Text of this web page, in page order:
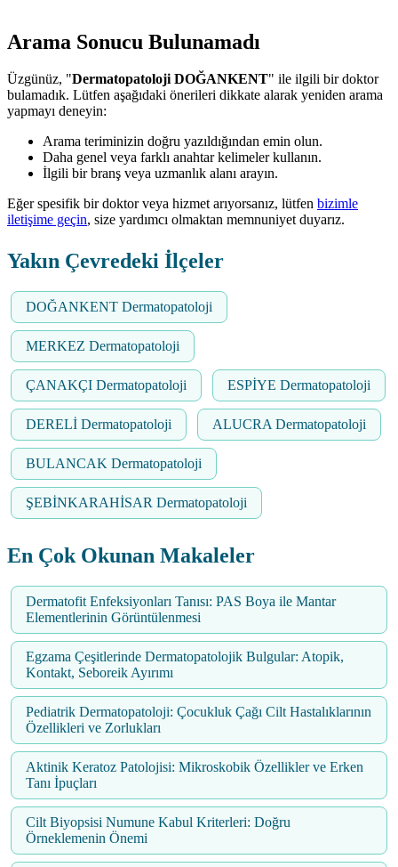
Arama Sonucu Bulunamadı
Üzgünüz, "Dermatopatoloji DOĞANKENT" ile ilgili bir doktor
bulamadık. Lütfen aşağıdaki önerileri dikkate alarak yeniden arama
yapmayı deneyin:
Arama teriminizin doğru yazıldığından emin olun.
Daha genel veya farklı anahtar kelimeler kullanın.
İlgili bir branş veya uzmanlık alanı arayın.
Eğer spesifik bir doktor veya hizmet arıyorsanız, lütfen bizimle
iletişime geçin, size yardımcı olmaktan memnuniyet duyarız.
Yakın Çevredeki İlçeler
DOĞANKENT Dermatopatoloji
MERKEZ Dermatopatoloji
ÇANAKÇI Dermatopatoloji ESPİYE Dermatopatoloji
DERELİ Dermatopatoloji ALUCRA Dermatopatoloji
BULANCAK Dermatopatoloji
ŞEBİNKARAHİSAR Dermatopatoloji
En Çok Okunan Makaleler
Dermatofit Enfeksiyonları Tanısı: PAS Boya ile Mantar
Elementlerinin Görüntülenmesi
Egzama Çeşitlerinde Dermatopatolojik Bulgular: Atopik,
Kontakt, Seboreik Ayırımı
Pediatrik Dermatopatoloji: Çocukluk Çağı Cilt Hastalıklarının
Özellikleri ve Zorlukları
Aktinik Keratoz Patolojisi: Mikroskobik Özellikler ve Erken
Tanı İpuçları
Cilt Biyopsisi Numune Kabul Kriterleri: Doğru
Örneklemenin Önemi